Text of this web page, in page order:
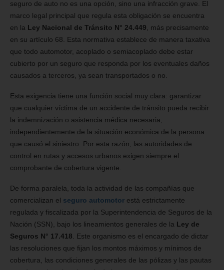
seguro de auto no es una opción, sino una infracción grave. El
marco legal principal que regula esta obligación se encuentra
en la Ley Nacional de Tránsito N° 24.449 , más precisamente
en su artículo 68. Esta normativa establece de manera taxativa
que todo automotor, acoplado o semiacoplado debe estar
cubierto por un seguro que responda por los eventuales daños
causados a terceros, ya sean transportados o no.
Esta exigencia tiene una función social muy clara: garantizar
que cualquier víctima de un accidente de tránsito pueda recibir
la indemnización o asistencia médica necesaria,
independientemente de la situación económica de la persona
que causó el siniestro. Por esta razón, las autoridades de
control en rutas y accesos urbanos exigen siempre el
comprobante de cobertura vigente.
De forma paralela, toda la actividad de las compañías que
comercializan el seguro automotor está estrictamente
regulada y fiscalizada por la Superintendencia de Seguros de la
Nación (SSN), bajo los lineamientos generales de la Ley de
Seguros N° 17.418 . Este organismo es el encargado de dictar
las resoluciones que fijan los montos máximos y mínimos de
cobertura, las condiciones generales de las pólizas y las pautas